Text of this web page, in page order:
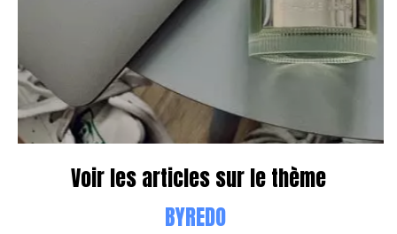
Voir les articles sur le thème
BYREDO